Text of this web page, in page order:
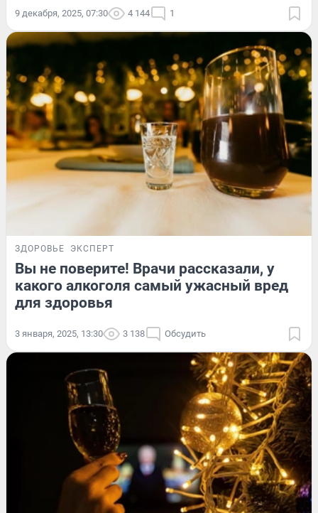
9 декабря, 2025, 07:30 4 144 1
ЗДОРОВЬЕ ЭКСПЕРТ
Вы не поверите! Врачи рассказали, у
какого алкоголя самый ужасный вред
для здоровья
3 января, 2025, 13:30 3 138 Обсудить